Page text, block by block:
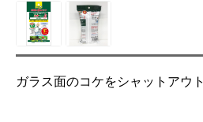
ガラス面のコケをシャットアウト